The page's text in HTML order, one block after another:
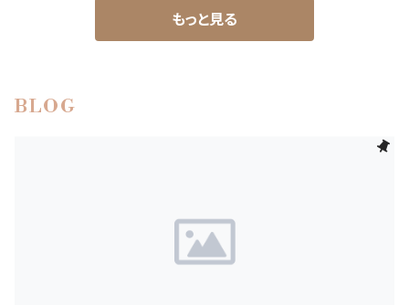
もっと見る
BLOG